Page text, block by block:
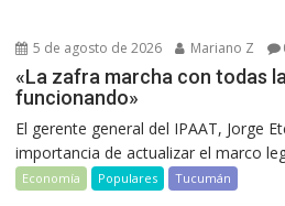
5 de agosto de 2026 Mariano Z
«La zafra marcha con todas
funcionando»
El gerente general del IPAAT, Jorge
importancia de actualizar el marco
Economía Populares Tucumán